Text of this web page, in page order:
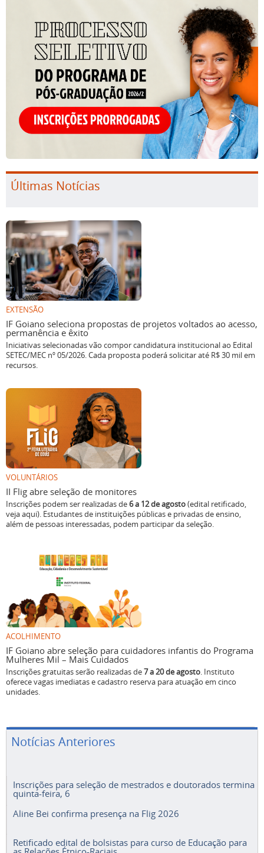
Últimas Notícias
EXTENSÃO
IF Goiano seleciona propostas de projetos voltados ao acesso,
permanência e êxito
Iniciativas selecionadas vão compor candidatura institucional ao Edital
SETEC/MEC nº 05/2026. Cada proposta poderá solicitar até R$ 30 mil em
recursos.
VOLUNTÁRIOS
II Flig abre seleção de monitores
Inscrições podem ser realizadas de6 a 12 de agosto(edital retificado,
veja aqui). Estudantes de instituições públicas e privadas de ensino,
além de pessoas interessadas, podem participar da seleção.
ACOLHIMENTO
IF Goiano abre seleção para cuidadores infantis do Programa
Mulheres Mil – Mais Cuidados
Inscrições gratuitas serão realizadas de7 a 20 de agosto. Instituto
oferece vagas imediatas e cadastro reserva para atuação em cinco
unidades.
Notícias Anteriores
Inscrições para seleção de mestrados e doutorados termina
quinta-feira, 6
Aline Bei confirma presença na Flig 2026
Retificado edital de bolsistas para curso de Educação para